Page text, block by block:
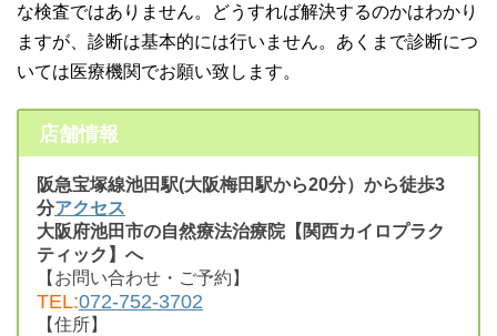
な検査ではありません。どうすれば解決するのかはわかり
ますが、診断は基本的には行いません。あくまで診断につ
いては医療機関でお願い致します。
店舗情報
阪急宝塚線池田駅(大阪梅田駅から20分）から徒歩3
分アクセス
大阪府池田市の自然療法治療院【関西カイロプラク
ティック】へ
【お問い合わせ・ご予約】
TEL:072-752-3702
【住所】